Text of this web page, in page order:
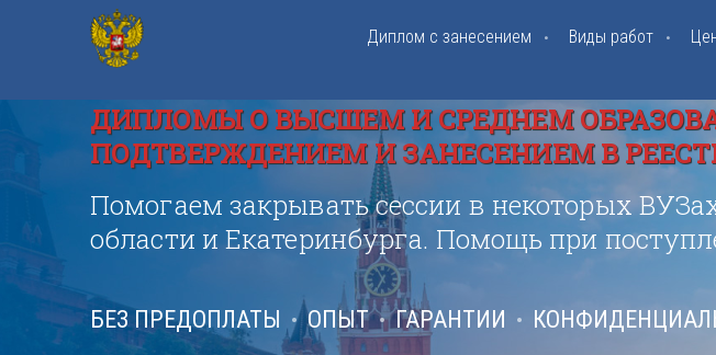
Диплом с занесением Виды работ
ДИПЛОМЫ О ВЫСШЕМ И СРЕДНЕМ
ПОДТВЕРЖДЕНИЕМ И ЗАНЕСЕНИЕМ В
Помогаем закрывать сессии в некоторых
области и Екатеринбурга. Помощь при
БЕЗ ПРЕДОПЛАТЫ ОПЫТ ГАРАНТИИ